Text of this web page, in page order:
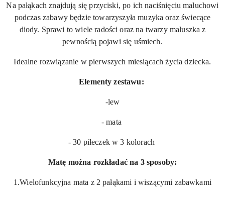
Na pałąkach znajdują się przyciski, po ich naciśnięciu maluchowi
podczas zabawy będzie towarzyszyła muzyka oraz świecące
diody. Sprawi to wiele radości oraz na twarzy maluszka z
pewnością pojawi się uśmiech.
Idealne rozwiązanie w pierwszych miesiącach życia dziecka.
Elementy zestawu:
-lew
- mata
- 30 piłeczek w 3 kolorach
Matę można rozkładać na 3 sposoby:
1.Wielofunkcyjna mata z 2 pałąkami i wiszącymi zabawkami